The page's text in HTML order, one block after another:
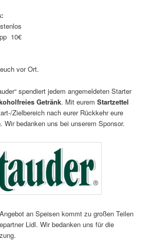
10€
vor Ort.
spendiert jedem angemeldeten Starter
Getränk. Mit euremStartzettel
Zielbereich nach eurer Rückkehr eure
Wir bedanken uns bei unserem Sponsor.
an Speisen kommt zu großen Teilen
Lidl. Wir bedanken uns für die